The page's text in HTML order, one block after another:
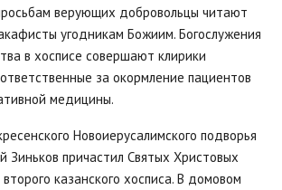
верующих добровольцы читают
угодникам Божиим. Богослужения
в хосписе совершают клирики
за окормление пациентов
медицины.
Новоиерусалимского подворья
Зиньков причастил Святых Христовых
казанского хосписа. В домовом